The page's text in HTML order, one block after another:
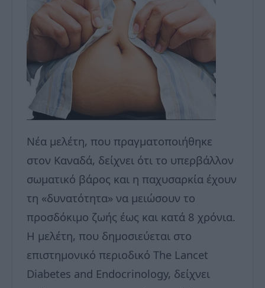
Νέα μελέτη, που πραγματοποιήθηκε
στον Καναδά, δείχνει ότι το υπερβάλλον
σωματικό βάρος και η παχυσαρκία έχουν
τη «δυνατότητα» να μειώσουν το
προσδόκιμο ζωής έως και κατά 8 χρόνια.
Η μελέτη, που δημοσιεύεται στο
επιστημονικό περιοδικό The Lancet
Diabetes and Endocrinology, δείχνει